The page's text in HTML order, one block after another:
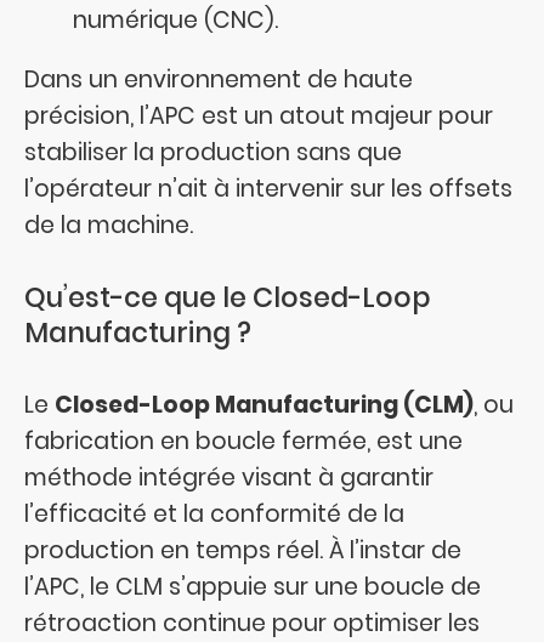
numérique (CNC).
Dans un environnement de haute
précision, l’APC est un atout majeur pour
stabiliser la production sans que
l’opérateur n’ait à intervenir sur les offsets
de la machine.
Qu’est-ce que le Closed-Loop
Manufacturing ?
Le Closed-Loop Manufacturing (CLM), ou
fabrication en boucle fermée, est une
méthode intégrée visant à garantir
l’efficacité et la conformité de la
production en temps réel. À l’instar de
l’APC, le CLM s’appuie sur une boucle de
rétroaction continue pour optimiser les